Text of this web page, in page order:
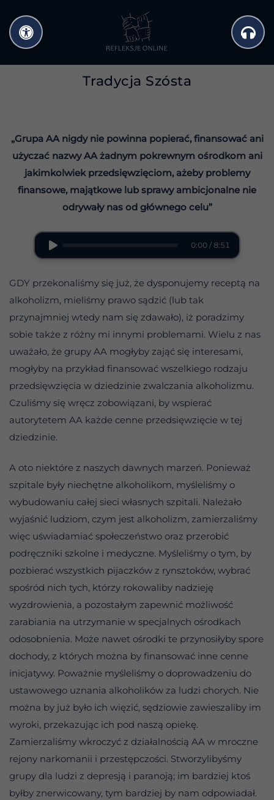
do
treści
Tradycja Szósta
„Grupa AA nigdy nie powinna popierać, finansować ani
użyczać nazwy AA żadnym pokrewnym ośrodkom ani
jakimkolwiek przedsięwzięciom, ażeby problemy
finansowe, majątkowe lub sprawy ambicjonalne nie
odrywały nas od głównego celu”
0:00 / 8:51
GDY przekonaliśmy się już, że dysponujemy receptą na
alkoholizm, mieliśmy prawo sądzić (lub tak
przynajmniej wtedy nam się zdawało), iż poradzimy
sobie także z różny mi innymi problemami. Wielu z nas
uważało, że grupy AA mogłyby zająć się interesami,
mogłyby na przykład finansować wszelkiego rodzaju
przedsięwzięcia w dziedzinie zwalczania alkoholizmu.
Czuliśmy się wręcz zobowiązani, by wspierać
autorytetem AA każde cenne przedsięwzięcie w tej
dziedzinie.
A oto niektóre z naszych dawnych marzeń. Ponieważ
szpitale były niechętne alkoholikom, myśleliśmy o
wybudowaniu całej sieci własnych szpitali. Należało
wyjaśnić ludziom, czym jest alkoholizm, zamierzaliśmy
więc uświadamiać społeczeństwo oraz przerobić
podręczniki szkolne i medyczne. Myśleliśmy o tym, by
pozbierać wszystkich pijaczków z rynsztoków, wybrać
spośród nich tych, którzy rokowaliby nadzieję
wyzdrowienia, a pozostałym zapewnić możliwość
zarabiania na utrzymanie w specjalnych ośrodkach
odosobnienia. Może nawet ośrodki te przynosiłyby spore
dochody, z których można by finansować inne cenne
inicjatywy. Poważnie myśleliśmy o doprowadzeniu do
ustawowego uznania alkoholików za ludzi chorych. Nie
można by już było ich więzić, sędziowie zawieszaliby im
wyroki, przekazując ich pod naszą opiekę.
Zamierzaliśmy wkroczyć z działalnością AA w mroczne
rejony narkomanii i przestępczości. Stworzylibyśmy
grupy dla ludzi z depresją i paranoją; im bardziej ktoś
byłby znerwicowany, tym bardziej by nam odpowiadał.